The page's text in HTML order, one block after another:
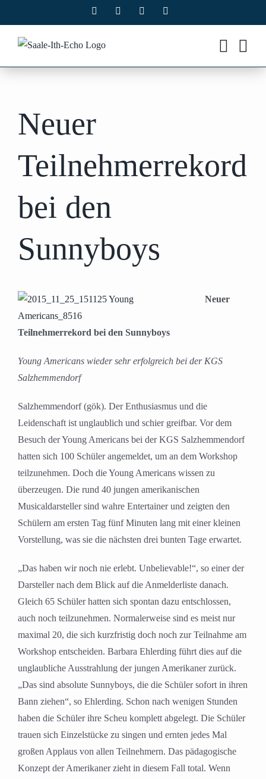
Inhalt
springen
Facebook Instagram
Neuer
Teilnehmerrekord
bei den
Sunnyboys
Neuer
Teilnehmerrekord bei den Sunnyboys
Young Americans wieder sehr erfolgreich bei der KGS
Salzhemmendorf
Salzhemmendorf (gök). Der Enthusiasmus und die
Leidenschaft ist unglaublich und schier greifbar. Vor dem
Besuch der Young Americans bei der KGS Salzhemmendorf
hatten sich 100 Schüler angemeldet, um an dem Workshop
teilzunehmen. Doch die Young Americans wissen zu
überzeugen. Die rund 40 jungen amerikanischen
Musicaldarsteller sind wahre Entertainer und zeigten den
Schülern am ersten Tag fünf Minuten lang mit einer kleinen
Vorstellung, was sie die nächsten drei bunten Tage erwartet.
„Das haben wir noch nie erlebt. Unbelievable!“, so einer der
Darsteller nach dem Blick auf die Anmelderliste danach.
Gleich 65 Schüler hatten sich spontan dazu entschlossen,
auch noch teilzunehmen. Normalerweise sind es meist nur
maximal 20, die sich kurzfristig doch noch zur Teilnahme am
Workshop entscheiden. Barbara Ehlerding führt dies auf die
unglaubliche Ausstrahlung der jungen Amerikaner zurück.
„Das sind absolute Sunnyboys, die die Schüler sofort in ihren
Bann ziehen“, so Ehlerding. Schon nach wenigen Stunden
haben die Schüler ihre Scheu komplett abgelegt. Die Schüler
trauen sich Einzelstücke zu singen und ernten jedes Mal
großen Applaus von allen Teilnehmern. Das pädagogische
Konzept der Amerikaner zieht in diesem Fall total. Wenn